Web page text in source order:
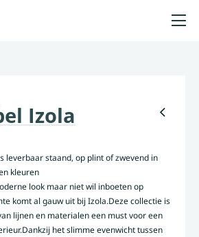
Izola
leverbaar staand, op plint of zwevend in
kleuren
look maar niet wil inboeten op
komt al gauw uit bij Izola.Deze collectie is
lijnen en materialen een must voor een
het slimme evenwicht tussen